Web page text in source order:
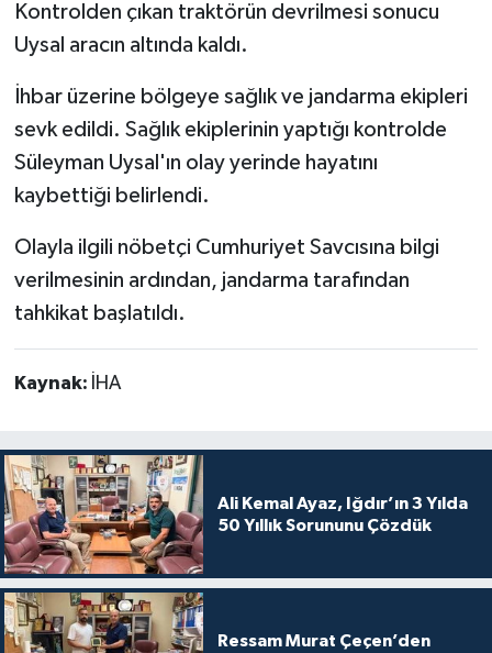
Kontrolden çıkan traktörün devrilmesi sonucu
Uysal aracın altında kaldı.
İhbar üzerine bölgeye sağlık ve jandarma ekipleri
sevk edildi. Sağlık ekiplerinin yaptığı kontrolde
Süleyman Uysal'ın olay yerinde hayatını
kaybettiği belirlendi.
Olayla ilgili nöbetçi Cumhuriyet Savcısına bilgi
verilmesinin ardından, jandarma tarafından
tahkikat başlatıldı.
Kaynak: İHA
Ali Kemal Ayaz, Iğdır’ın 3 Yılda
50 Yıllık Sorununu Çözdük
Ressam Murat Çeçen’den